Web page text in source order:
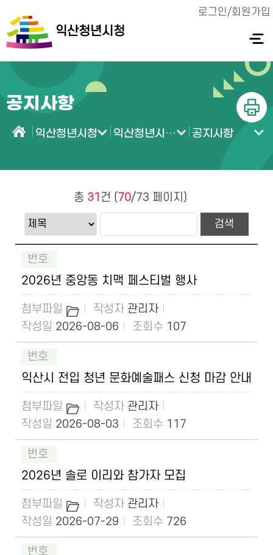
익산청년시청
로그인/회원가입
전체메
뉴 열기
공지사항
인쇄
익산청년시청 익산청년시청 소식 공지사항
총 31 건 (70/73 페이지)
2026년 중앙동 치맥 페스티벌 행사
관리자
2026-08-06
107
익산시 전입 청년 문화예술패스 신청 마감 안내
관리자
2026-08-03
117
2026년 솔로 이리와 참가자 모집
관리자
2026-07-29
726